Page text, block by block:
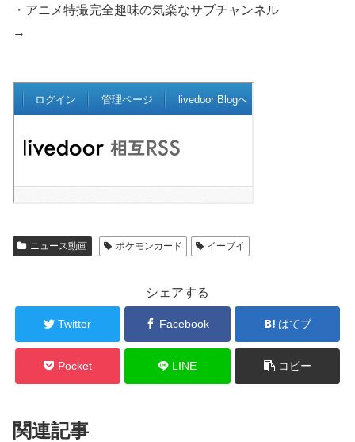
・アニメ特撮完全趣味の気楽なサブチャンネル
→
ニュース動画 ポケモンカード イーブイ
シェアする
Twitter Facebook はてブ
Pocket LINE コピー
関連記事